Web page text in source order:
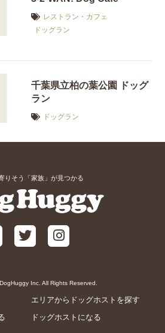
レストラン・カフェ
ドッグラン
千葉県立柏の葉公園 ドッグ
ラン
ドッグラン
りそう「家族」が見つかる
Inc. All Rights Reserved.
エリアからドッグホストを探す
ドッグホストになる